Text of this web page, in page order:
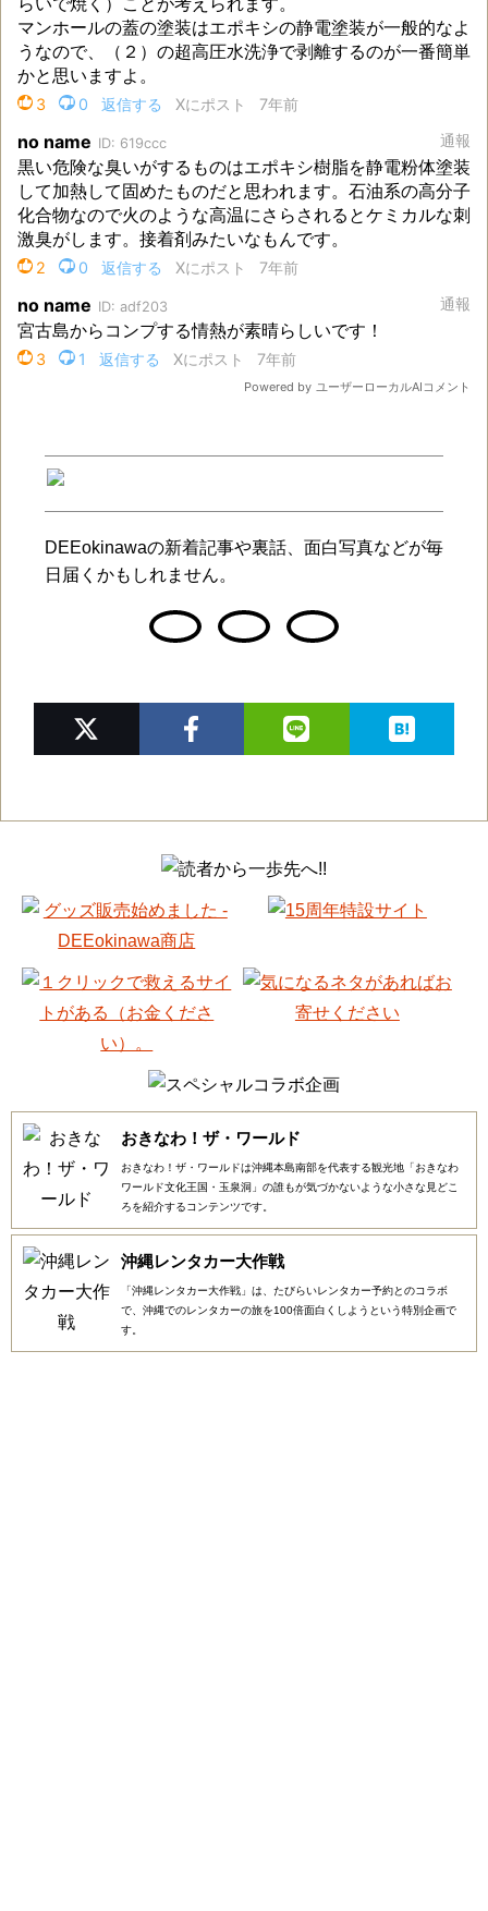
DEEokinawaの新着記事や裏話、面白写真などが毎
日届くかもしれません。
おきなわ！ザ・ワールド
おきなわ！ザ・ワールドは沖縄本島南部を代表する観光地「おきなわ
ワールド文化王国・玉泉洞」の誰もが気づかないような小さな見どこ
ろを紹介するコンテンツです。
沖縄レンタカー大作戦
「沖縄レンタカー大作戦」は、たびらいレンタカー予約とのコラボ
で、沖縄でのレンタカーの旅を100倍面白くしようという特別企画で
す。